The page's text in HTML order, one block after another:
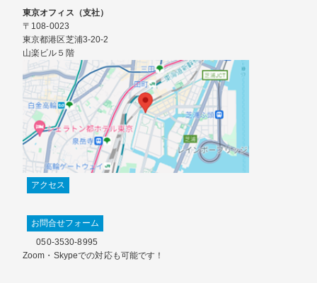
東京オフィス（支社）
〒108-0023
東京都港区芝浦3-20-2
山楽ビル５階
アクセス
お問合せフォーム
050-3530-8995
Zoom・Skypeでの対応も可能です！